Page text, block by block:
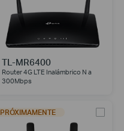
TL-MR6400
Router 4G LTE Inalámbrico N a
300Mbps
PRÓXIMAMENTE